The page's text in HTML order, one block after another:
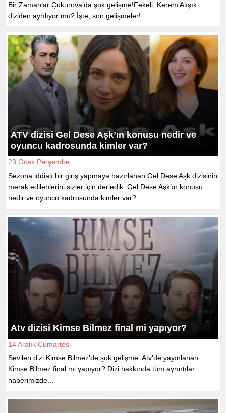
Bir Zamanlar Çukurova’da şok gelişme!Fekeli, Kerem Alışık
diziden ayrılıyor mu? İşte, son gelişmeler!
ATV dizisi Gel Dese Aşk’ın konusu nedir ve
oyuncu kadrosunda kimler var?
23 Ocak Perşembe
Sezona iddialı bir giriş yapmaya hazırlanan Gel Dese Aşk dizisinin
merak edilenlerini sizler için derledik. Gel Dese Aşk’ın konusu
nedir ve oyuncu kadrosunda kimler var?
Atv dizisi Kimse Bilmez final mi yapıyor?
14 Aralık Cumartesi
Sevilen dizi Kimse Bilmez'de şok gelişme. Atv'de yayınlanan
Kimse Bilmez final mi yapıyor? Dizi hakkında tüm ayrıntılar
haberimizde...